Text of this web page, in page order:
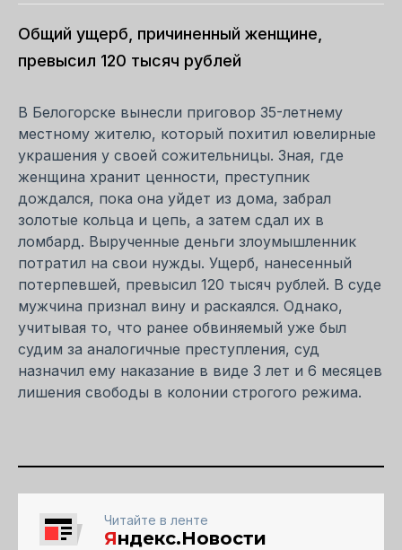
Общий ущерб, причиненный женщине,
превысил 120 тысяч рублей
В Белогорске вынесли приговор 35-летнему
местному жителю, который похитил ювелирные
украшения у своей сожительницы. Зная, где
женщина хранит ценности, преступник
дождался, пока она уйдет из дома, забрал
золотые кольца и цепь, а затем сдал их в
ломбард. Вырученные деньги злоумышленник
потратил на свои нужды. Ущерб, нанесенный
потерпевшей, превысил 120 тысяч рублей. В суде
мужчина признал вину и раскаялся. Однако,
учитывая то, что ранее обвиняемый уже был
судим за аналогичные преступления, суд
назначил ему наказание в виде 3 лет и 6 месяцев
лишения свободы в колонии строгого режима.
Читайте в ленте
Яндекс.Новости